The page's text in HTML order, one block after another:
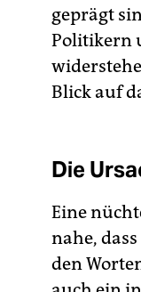
geprägt
Politikern
Blick auf
Die
Eine
nahe,
den